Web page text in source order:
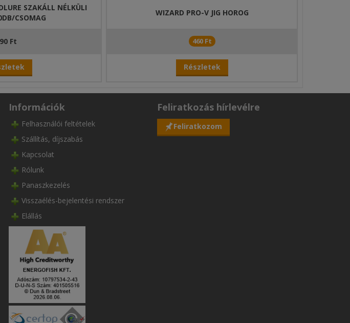
SZAKÁLL NÉLKÜLI
CSOMAG
Ft
WIZARD PRO-V JIG HOROG
460 Ft
Részletek
Információk
Felhasználói feltételek
Szállítás, díjszabás
Kapcsolat
Rólunk
Panaszkezelés
Visszaélés-bejelentési rendszer
Elállás
Feliratkozás hírlevélre
Feliratkozom